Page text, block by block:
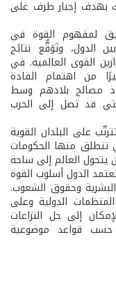
بهدف إجبار طرف على
لمفهوم القوة في
الدول، وتَوَقُّع نتائج
القوى العالمية. في
من اهتمام القادة
مصالح بلادهم وسط
قد تصل إلى الحرب
على البلدان القوية
تنطلق منها الحكومات
أن يتحول العالم إلى ساحة
الدول أسلوب القوة
وحقوق الشعوب.
الدولية وعلى
إلى حل النزاعات
حسب قواعد موضوعية